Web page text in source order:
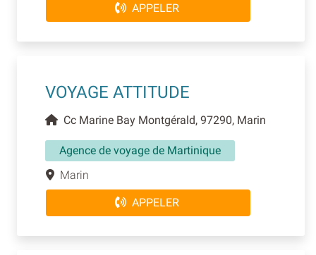
APPELER
VOYAGE ATTITUDE
Cc Marine Bay Montgérald, 97290, Marin
Agence de voyage de Martinique
Marin
APPELER